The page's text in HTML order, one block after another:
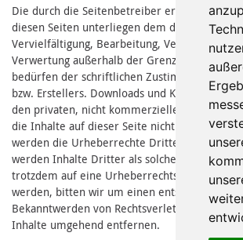
Die durch die Seitenbetreiber erstellten
diesen Seiten unterliegen dem deutschen
Vervielfältigung, Bearbeitung, Verbreitung
Verwertung außerhalb der Grenzen des
bedürfen der schriftlichen Zustimmung des
bzw. Erstellers. Downloads und Kopien dieser
den privaten, nicht kommerziellen Gebrauch
die Inhalte auf dieser Seite nicht vom
werden die Urheberrechte Dritter beachtet.
werden Inhalte Dritter als solche
trotzdem auf eine Urheberrechtsverletzung
werden, bitten wir um einen entsprechenden
Bekanntwerden von Rechtsverletzungen
Inhalte umgehend entfernen.